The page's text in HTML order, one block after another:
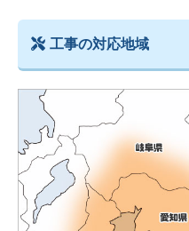
工事の対応地域